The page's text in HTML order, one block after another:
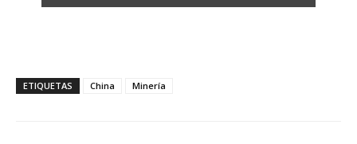
ETIQUETAS China Minería